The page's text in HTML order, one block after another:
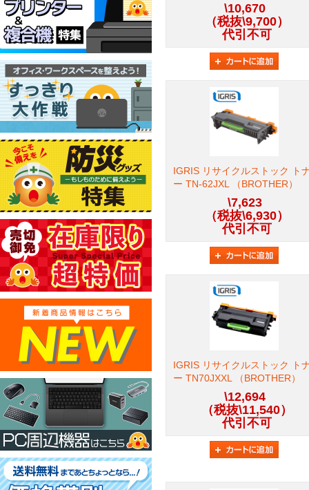
\10,670
（税抜\9,700）
代引不可
IGRIS リサイクルストック ト
ー TN-62JXL （BROTHER）
\7,623
（税抜\6,930）
代引不可
IGRIS リサイクルストック ト
ー TN70JXXL （BROTHER）
\12,694
（税抜\11,540）
代引不可